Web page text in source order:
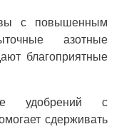
с повышенным
азотные
благоприятные
удобрений с
сдерживать